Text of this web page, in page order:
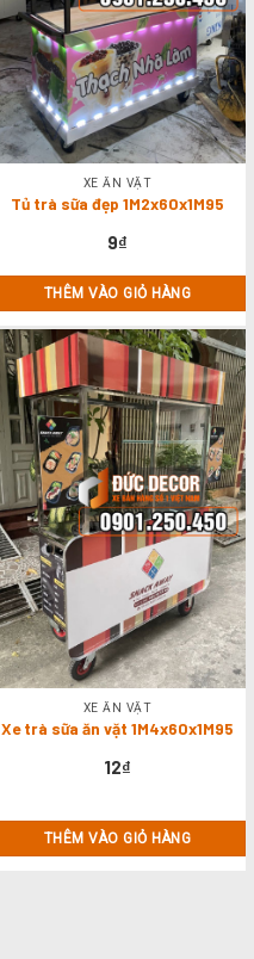
XE ĂN VẶT
Tủ trà sữa đẹp 1M2x60x1M95
9₫
THÊM VÀO GIỎ HÀNG
XE ĂN VẶT
Xe trà sữa ăn vặt 1M4x60x1M95
12₫
THÊM VÀO GIỎ HÀNG